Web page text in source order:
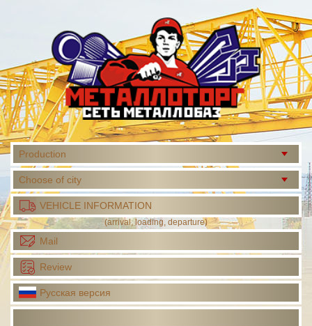
Production
Choose of city
VEHICLE INFORMATION
(arrival, loading, departure)
Mail
Review
Русская версия